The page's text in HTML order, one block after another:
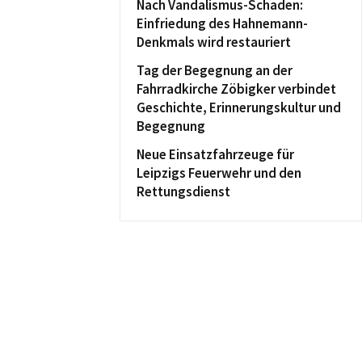
Nach Vandalismus-Schaden:
Einfriedung des Hahnemann-
Denkmals wird restauriert
Tag der Begegnung an der
Fahrradkirche Zöbigker verbindet
Geschichte, Erinnerungskultur und
Begegnung
Neue Einsatzfahrzeuge für
Leipzigs Feuerwehr und den
Rettungsdienst